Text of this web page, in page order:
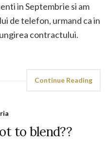
in Septembrie si am
de telefon, urmand ca in
contractului.
Continue Reading
to blend??